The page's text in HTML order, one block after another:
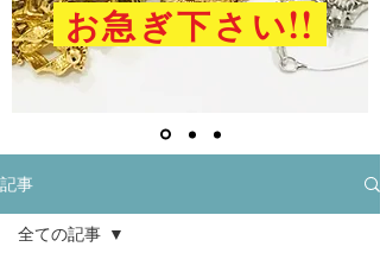
お急ぎ下さい!!
記事
全ての記事